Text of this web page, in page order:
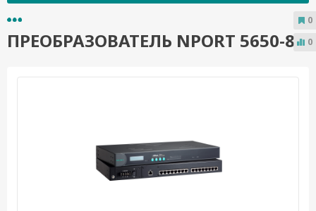
ПРЕОБРАЗОВАТЕЛЬ NPORT 5650-8
0
0